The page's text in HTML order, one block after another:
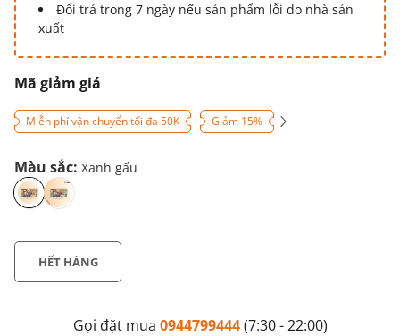
Đổi trả trong 7 ngày nếu sản phẩm lỗi do nhà sản
xuất
Mã giảm giá
Miễn phí vận chuyển tối đa 50K Giảm 15%
Màu sắc: Xanh gấu
HẾT HÀNG
Gọi đặt mua 0944799444(7:30 - 22:00)